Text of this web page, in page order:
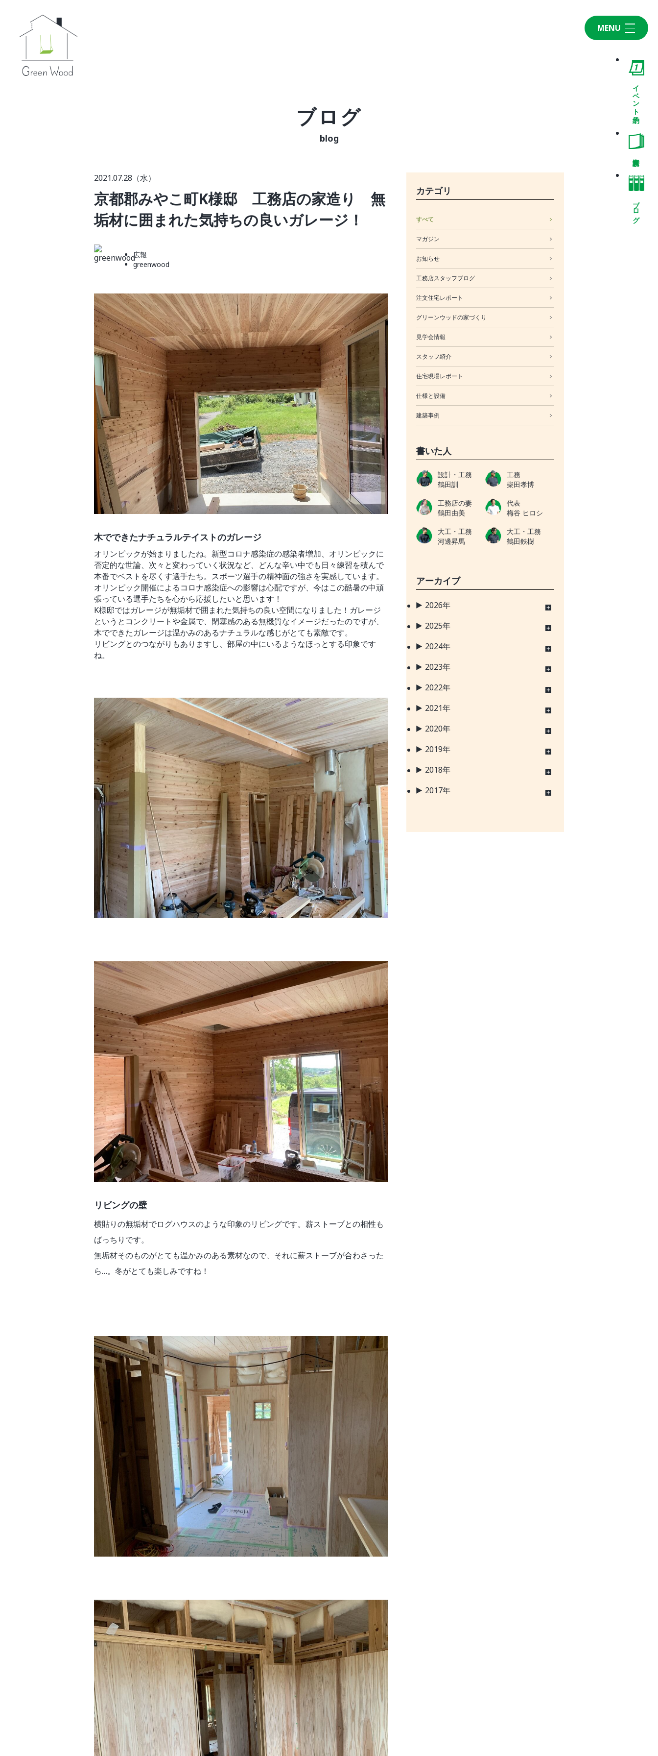
MENU
ABOUT
ブログ
お問い合わせ・資料請求
イベント予約
ブログ
ブログ
blog
2021.07.28（水）
京都郡みやこ町K様邸 工務店の家造り 無
垢材に囲まれた気持ちの良いガレージ！
広報
greenwood
木でできたナチュラルテイストのガレージ
オリンピックが始まりましたね。新型コロナ感染症の感染者増加、オリンピックに
否定的な世論、次々と変わっていく状況など、どんな辛い中でも日々練習を積んで
本番でベストを尽くす選手たち。スポーツ選手の精神面の強さを実感しています。
オリンピック開催によるコロナ感染症への影響は心配ですが、今はこの酷暑の中頑
張っている選手たちを心から応援したいと思います！
K様邸ではガレージが無垢材で囲まれた気持ちの良い空間になりました！ガレージ
というとコンクリートや金属で、閉塞感のある無機質なイメージだったのですが、
木でできたガレージは温かみのあるナチュラルな感じがとても素敵です。
リビングとのつながりもありますし、部屋の中にいるようなほっとする印象です
ね。
リビングの壁
横貼りの無垢材でログハウスのような印象のリビングです。薪ストーブとの相性も
ばっちりです。
無垢材そのものがとても温かみのある素材なので、それに薪ストーブが合わさった
ら…。冬がとても楽しみですね！
カテゴリ
すべて
マガジン
お知らせ
工務店スタッフブログ
注文住宅レポート
グリーンウッドの家づくり
見学会情報
スタッフ紹介
住宅現場レポート
仕様と設備
建築事例
書いた人
設計・工務
鶴田訓
工務
柴田孝博
工務店の妻
鶴田由美
代表
梅谷 ヒロシ
大工・工務
河邊昇馬
大工・工務
鶴田鉄樹
アーカイブ
2026年
2025年
2024年
2023年
2022年
2021年
2020年
2019年
2018年
2017年